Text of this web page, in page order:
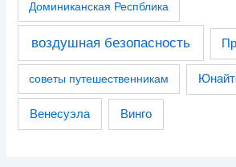
Доминиканская Респблика
воздушная безопасность
советы путешественникам
Венесуэла Винго